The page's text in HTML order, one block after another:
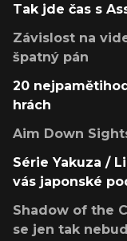
Tak jde čas s
Závislost na
špatný pán
20
hrách
Aim Down
Série Yakuza /
vás japonské
Shadow of the
se jen tak